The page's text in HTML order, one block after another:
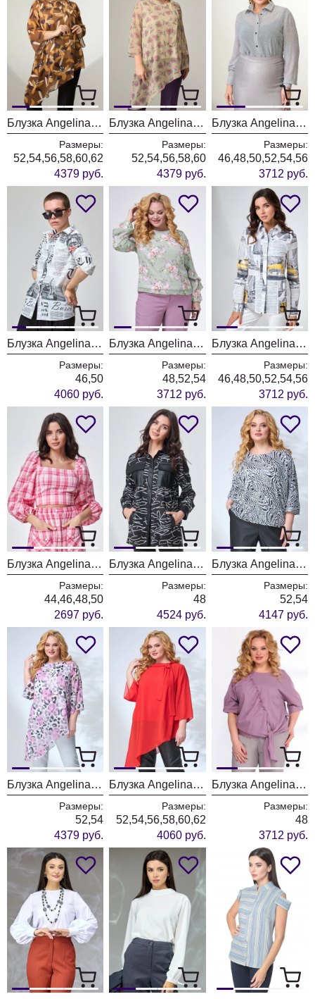
Блузка Angelina & Company 797
Размеры:
52,54,56,58,60,62
4379 руб.
Блузка Angelina & Company 792
Размеры:
52,54,56,58,60
4379 руб.
Блузка Angelina & Company 788
Размеры:
46,48,50,52,54,56
3712 руб.
Блузка Angelina & Company 763
Размеры:
46,50
4060 руб.
Блузка Angelina & Company 724
Размеры:
48,52,54
3712 руб.
Блузка Angelina & Company 733
Размеры:
46,48,50,52,54,56
3712 руб.
Блузка Angelina & Company 705
Размеры:
44,46,48,50
2697 руб.
Блузка Angelina & Company 695
Размеры:
48
4524 руб.
Блузка Angelina & Company 670
Размеры:
52,54
4147 руб.
Блузка Angelina & Company 668
Размеры:
52,54
4379 руб.
Блузка Angelina & Company 666
Размеры:
52,54,56,58,60,62
4060 руб.
Блузка Angelina & Company 662 сирень
Размеры:
48
3712 руб.